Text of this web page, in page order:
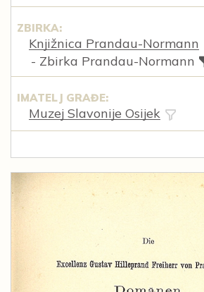
ZBIRKA:
Knjižnica Prandau-Normann
- Zbirka Prandau-Normann
IMATELJ GRAĐE:
Muzej Slavonije Osijek